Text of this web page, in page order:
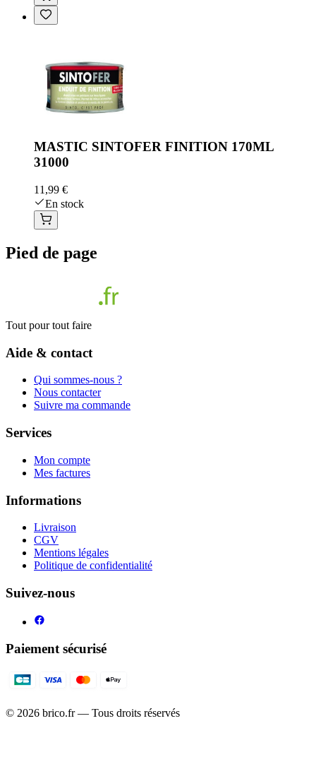
MASTIC SINTOFER FINITION 170ML
31000
11,99 €
En stock
Pied de page
Tout pour tout faire
Aide & contact
Qui sommes-nous ?
Nous contacter
Suivre ma commande
Services
Mon compte
Mes factures
Informations
Livraison
CGV
Mentions légales
Politique de confidentialité
Suivez-nous
Paiement sécurisé
© 2026 brico.fr — Tous droits réservés